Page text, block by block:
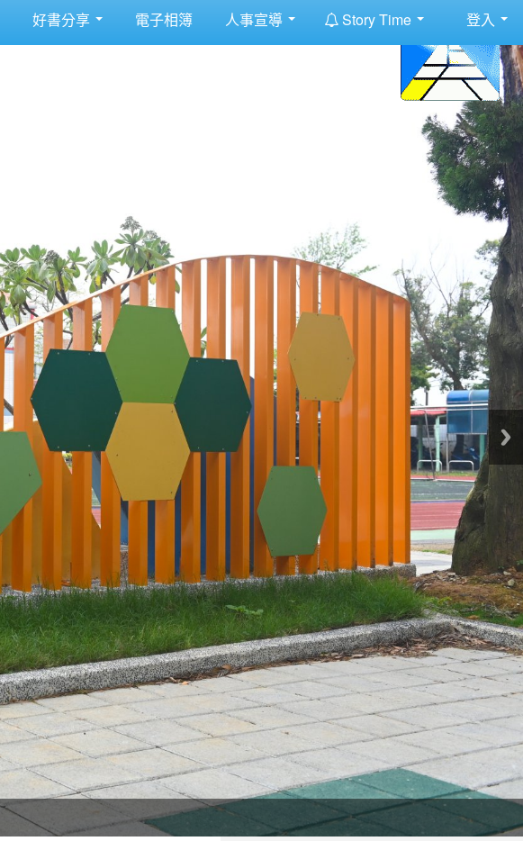
好書分享 電子相簿 人事宣導 Story Time 登入